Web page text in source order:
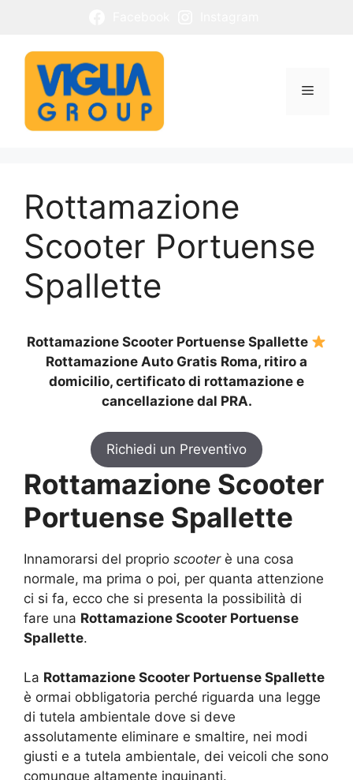
contenuto
Menu
Rottamazione
Scooter Portuense
Spallette
Rottamazione Scooter Portuense Spallette
Rottamazione Auto Gratis Roma, ritiro a
domicilio, certificato di rottamazione e
cancellazione dal PRA.
Richiedi un Preventivo
Rottamazione Scooter
Portuense Spallette
Innamorarsi del proprio scooterè una cosa
normale, ma prima o poi, per quanta attenzione
ci si fa, ecco che si presenta la possibilità di
fare una Rottamazione Scooter Portuense
Spallette.
La Rottamazione Scooter Portuense Spallette
è ormai obbligatoria perché riguarda una legge
di tutela ambientale dove si deve
assolutamente eliminare e smaltire, nei modi
giusti e a tutela ambientale, dei veicoli che sono
comunque altamente inquinanti.